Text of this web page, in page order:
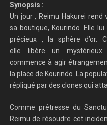
Synopsis :
Un jour , Reimu Hakurei rend
sa boutique, Kourindo. Elle
précieux , la sphère d’or.
elle libère un mystérieux
commence à agir
la place de Kourindo. La
répliqué par des clones qui
Comme prêtresse du
Reimu de résoudre cet